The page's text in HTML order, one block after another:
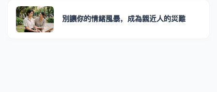
別讓你的情緒風暴，成為親近人的災難